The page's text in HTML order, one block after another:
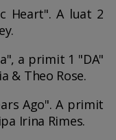
Heart". A luat 2
a primit 1 "DA"
& Theo Rose.
Ago". A primit
Irina Rimes.